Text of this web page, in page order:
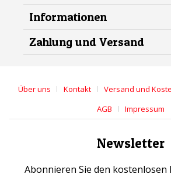
Informationen
Zahlung und Versand
Über uns Kontakt Versand und
AGB
Impressum
Newsletter
Abonnieren Sie den